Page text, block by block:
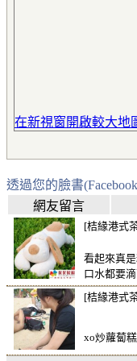
在新視窗開啟較大地
透過您的臉書
網友留言
[桔緣港式
看起來真
口水都要
[桔緣港式
xo炒蘿蔔